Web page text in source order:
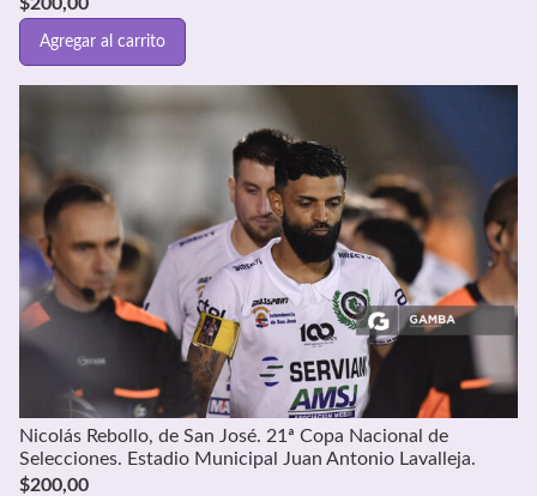
$200,00
Agregar al carrito
Nicolás Rebollo, de San José. 21ª Copa Nacional de
Selecciones. Estadio Municipal Juan Antonio Lavalleja.
$200,00